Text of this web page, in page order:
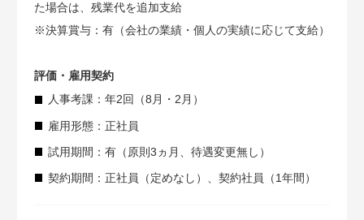
た場合は、残業代を追加支給
※決算賞与：有（会社の業績・個人の実績に応じて支給）
評価・雇用契約
人事考課：年2回（8月・2月）
雇用形態：正社員
試用期間：有（原則3ヵ月、待遇変更無し）
契約期間：正社員（定めなし）、契約社員（1年間）